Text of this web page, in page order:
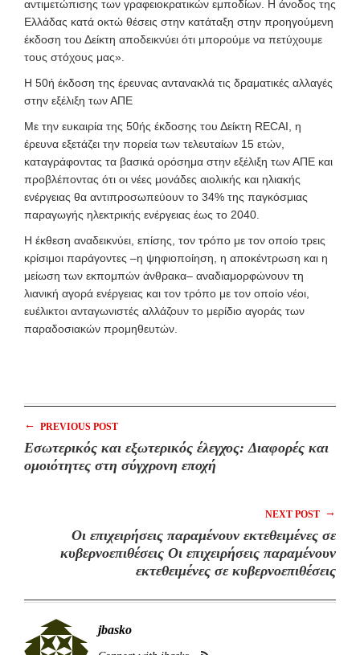
αντιμετώπισης των γραφειοκρατικών εμποδίων. Η άνοδος της
Ελλάδας κατά οκτώ θέσεις στην κατάταξη στην προηγούμενη
έκδοση του Δείκτη αποδεικνύει ότι μπορούμε να πετύχουμε
τους στόχους μας».
Η 50ή έκδοση της έρευνας αντανακλά τις δραματικές αλλαγές
στην εξέλιξη των ΑΠΕ
Με την ευκαιρία της 50ής έκδοσης του Δείκτη RECAI, η
έρευνα εξετάζει την πορεία των τελευταίων 15 ετών,
καταγράφοντας τα βασικά ορόσημα στην εξέλιξη των ΑΠΕ και
προβλέποντας ότι οι νέες μονάδες αιολικής και ηλιακής
ενέργειας θα αντιπροσωπεύουν το 34% της παγκόσμιας
παραγωγής ηλεκτρικής ενέργειας έως το 2040.
Η έκθεση αναδεικνύει, επίσης, τον τρόπο με τον οποίο τρεις
κρίσιμοι παράγοντες –η ψηφιοποίηση, η αποκέντρωση και η
μείωση των εκπομπών άνθρακα– αναδιαμορφώνουν τη
λιανική αγορά ενέργειας και τον τρόπο με τον οποίο νέοι,
ευέλικτοι ανταγωνιστές αλλάζουν το μερίδιο αγοράς των
παραδοσιακών προμηθευτών.
← PREVIOUS POST
Εσωτερικός και εξωτερικός έλεγχος: Διαφορές και
ομοιότητες στη σύγχρονη εποχή
NEXT POST →
Οι επιχειρήσεις παραμένουν εκτεθειμένες σε
κυβερνοεπιθέσεις Οι επιχειρήσεις παραμένουν
εκτεθειμένες σε κυβερνοεπιθέσεις
jbasko